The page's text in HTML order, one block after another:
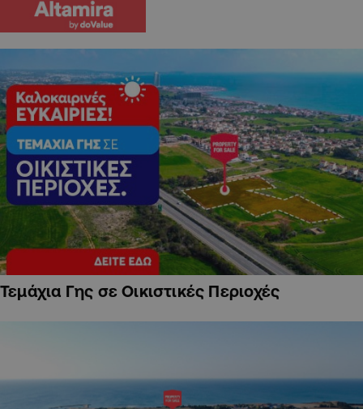
Τεμάχια Γης σε Οικιστικές Περιοχές